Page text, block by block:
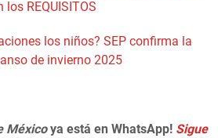
REQUISITOS
los niños? SEP confirma la
de invierno 2025
Méxicoya está en WhatsApp! Sigue